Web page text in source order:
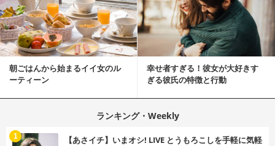
朝ごはんから始まるイイ女のル
ーティーン
幸せ者すぎる！彼女が大好きす
ぎる彼氏の特徴と行動
ランキング・Weekly
【あさイチ】いまオシ! LIVE とうもろこしを手軽に気軽
1